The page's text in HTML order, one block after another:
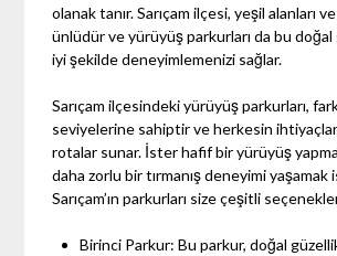
olanak tanır. Sarıçam ilçesi, yeşil alanları
ünlüdür ve yürüyüş parkurları da bu
iyi şekilde deneyimlemenizi sağlar.
Sarıçam ilçesindeki yürüyüş parkurları,
seviyelerine sahiptir ve herkesin
rotalar sunar. İster hafif bir yürüyüş
daha zorlu bir tırmanış deneyimi yaşamak
Sarıçam’ın parkurları size çeşitli
Birinci Parkur: Bu parkur, doğal